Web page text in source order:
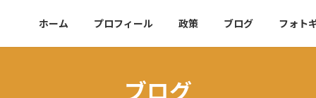
ホーム プロフィール 政策 ブログ フォト
ブログ